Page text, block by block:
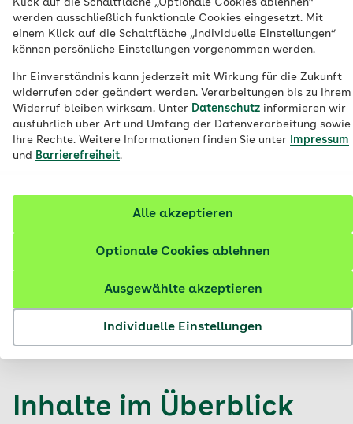
Klick auf die Schaltfläche „Optionale Cookies ablehnen“
werden ausschließlich funktionale Cookies eingesetzt. Mit
einem Klick auf die Schaltfläche „Individuelle Einstellungen“
können persönliche Einstellungen vorgenommen werden.
Ihr Einverständnis kann jederzeit mit Wirkung für die Zukunft
widerrufen oder geändert werden. Verarbeitungen bis zu Ihrem
Widerruf bleiben wirksam. Unter Datenschutz informieren wir
ausführlich über Art und Umfang der Datenverarbeitung sowie
Ihre Rechte. Weitere Informationen finden Sie unter
Impressum
und Barrierefreiheit.
Individuelle Einstellungen
Ausgewählte akzeptieren
Optionale Cookies ablehnen
Alle akzeptieren
über einen gesetzlich versicherten
Elternteil familienversichert werden,
anschließend müssen Sie eine eigene
Krankenversicherung wählen.
Inhalte im Überblick